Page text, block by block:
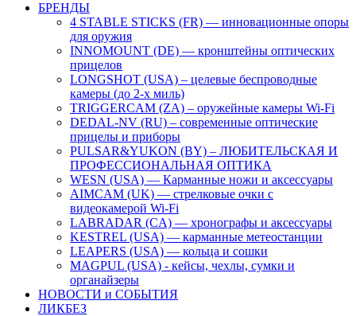
БРЕНДЫ
4 STABLE STICKS (FR) — инновационные опоры
для оружия
INNOMOUNT (DE) — кронштейны оптических
прицелов
LONGSHOT (USA) – целевые беспроводные
камеры (до 2-х миль)
TRIGGERCAM (ZA) – оружейные камеры Wi-Fi
DEDAL-NV (RU) – современные оптические
прицелы и приборы
PULSAR&YUKON (BY) – ЛЮБИТЕЛЬСКАЯ И
ПРОФЕССИОНАЛЬНАЯ ОПТИКА
WESN (USA) — Карманные ножи и аксессуары
AIMCAM (UK) — стрелковые очки с
видеокамерой Wi-Fi
LABRADAR (CA) — хронографы и аксессуары
KESTREL (USA) — карманные метеостанции
LEAPERS (USA) — кольца и сошки
MAGPUL (USA) - кейсы, чехлы, сумки и
органайзеры
НОВОСТИ и СОБЫТИЯ
ЛИКБЕЗ